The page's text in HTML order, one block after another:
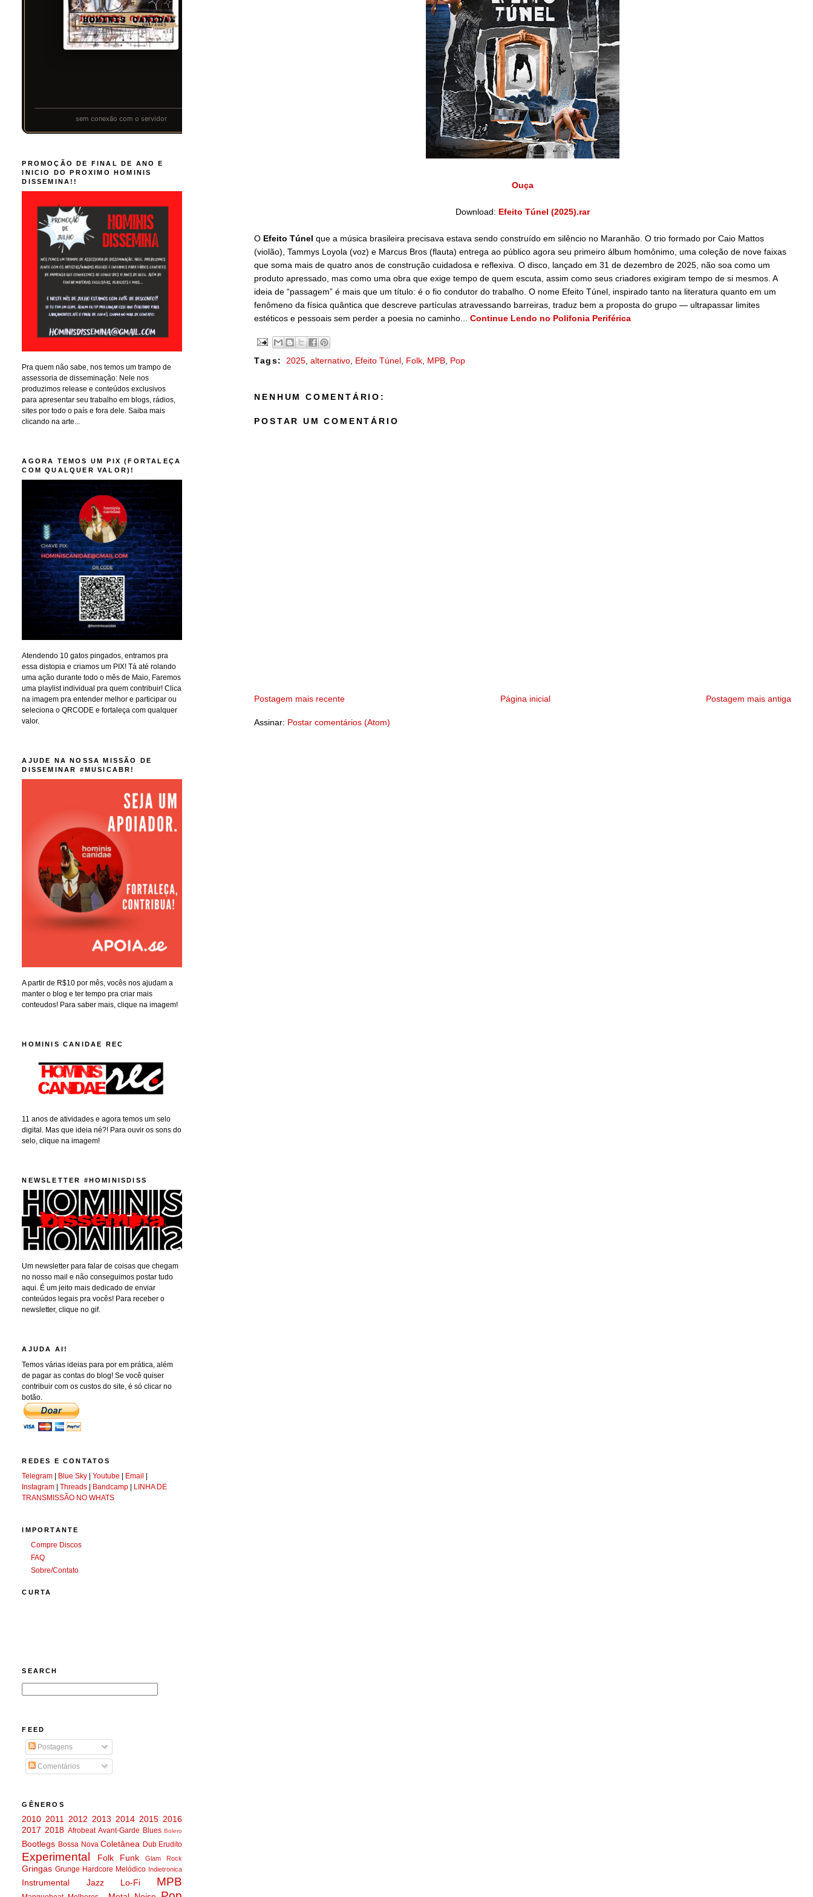
Ouça
Download: Efeito Túnel (2025).rar
O Efeito Túnel que a música brasileira precisava estava sendo construído em silêncio no Maranhão. O trio formado por Caio Mattos
(violão), Tammys Loyola (voz) e Marcus Bros (flauta) entrega ao público agora seu primeiro álbum homônimo, uma coleção de nove faixas
que soma mais de quatro anos de construção cuidadosa e reflexiva. O disco, lançado em 31 de dezembro de 2025, não soa como um
produto apressado, mas como uma obra que exige tempo de quem escuta, assim como seus criadores exigiram tempo de si mesmos. A
ideia de “passagem” é mais que um título: é o fio condutor do trabalho. O nome Efeito Túnel, inspirado tanto na literatura quanto em um
fenômeno da física quântica que descreve partículas atravessando barreiras, traduz bem a proposta do grupo — ultrapassar limites
estéticos e pessoais sem perder a poesia no caminho...Continue Lendo no Polifonia Periférica
Tags: 2025 ,alternativo Efeito Túnel Folk MPB Pop
NENHUM COMENTÁRIO:
POSTAR UM COMENTÁRIO
Postagem mais recente Postagem mais antiga
Página inicial
Assinar: Postar comentários (Atom)
PROMOÇÃO DE FINAL DE ANO E
INICIO DO PROXIMO HOMINIS
DISSEMINA!!
Pra quem não sabe, nos temos um trampo de
assessoria de disseminação: Nele nos
produzimos release e conteúdos exclusivos
para apresentar seu trabalho em blogs, rádios,
sites por todo o país e fora dele. Saiba mais
clicando na arte...
AGORA TEMOS UM PIX (FORTALEÇA
COM QUALQUER VALOR)!
Atendendo 10 gatos pingados, entramos pra
essa distopia e criamos um PIX! Tá até rolando
uma ação durante todo o mês de Maio, Faremos
uma playlist individual pra quem contribuir! Clica
na imagem pra entender melhor e participar ou
seleciona o QRCODE e fortaleça com qualquer
valor.
AJUDE NA NOSSA MISSÃO DE
DISSEMINAR #MUSICABR!
A partir de R$10 por mês, vocês nos ajudam a
manter o blog e ter tempo pra criar mais
conteudos! Para saber mais, clique na imagem!
HOMINIS CANIDAE REC
11 anos de atividades e agora temos um selo
digital. Mas que ideia né?! Para ouvir os sons do
selo, clique na imagem!
NEWSLETTER #HOMINISDISS
Um newsletter para falar de coisas que chegam
no nosso mail e não conseguimos postar tudo
aqui. É um jeito mais dedicado de enviar
conteúdos legais pra vocês! Para receber o
newsletter, clique no gif.
AJUDA AI!
Temos várias ideias para por em prática, além
de pagar as contas do blog! Se você quiser
contribuir com os custos do site, é só clicar no
botão.
REDES E CONTATOS
Telegram | Blue Sky |Youtube | Email |
Instagram |Threads | Bandcamp | LINHA DE
TRANSMISSÃO NO WHATS
IMPORTANTE
Compre Discos
FAQ
Sobre/Contato
CURTA
SEARCH
FEED
Postagens
Comentários
GÊNEROS
2010 2011 2012 2013 2014 2015 2016
2017 2018 Afrobeat Avant-Garde Blues Bolero
Bootlegs Bossa Nova Coletânea Dub Erudito
Experimental Folk Funk Glam Rock
Gringas Grunge Hardcore Melódico Indietronica
Instrumental Jazz Lo-Fi MPB